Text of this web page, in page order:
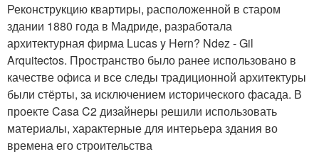
Реконструкцию квартиры, расположенной в старом
здании 1880 года в Мадриде, разработала
архитектурная фирма Lucas y Hern? Ndez - Gil
Arquitectos. Пространство было ранее использовано в
качестве офиса и все следы традиционной архитектуры
были стёрты, за исключением исторического фасада. В
проекте Casa C2 дизайнеры решили использовать
материалы, характерные для интерьера здания во
времена его строительства